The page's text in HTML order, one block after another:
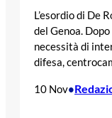
L’esordio di De
del Genoa.
necessità di
difesa,
10 Nov•